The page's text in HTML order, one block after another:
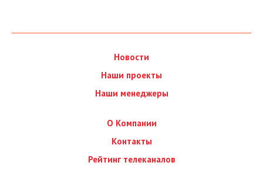
Новости
Наши проекты
Наши менеджеры
О Компании
Контакты
Рейтинг телеканалов